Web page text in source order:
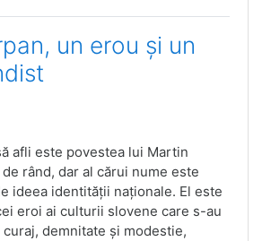
un erou și un
afli este povestea lui Martin
rând, dar al cărui nume este
ideea identității naționale. El este
eroi ai culturii slovene care s-au
demnitate și modestie,